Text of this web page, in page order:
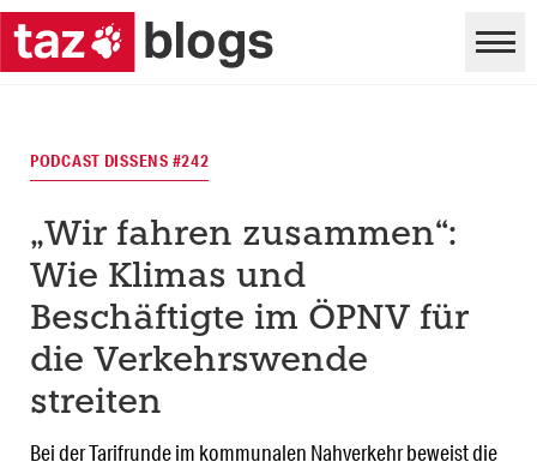
PODCAST DISSENS #242
„Wir fahren zusammen“:
Wie Klimas und
Beschäftigte im ÖPNV für
die Verkehrswende
streiten
Bei der Tarifrunde im kommunalen Nahverkehr beweist die